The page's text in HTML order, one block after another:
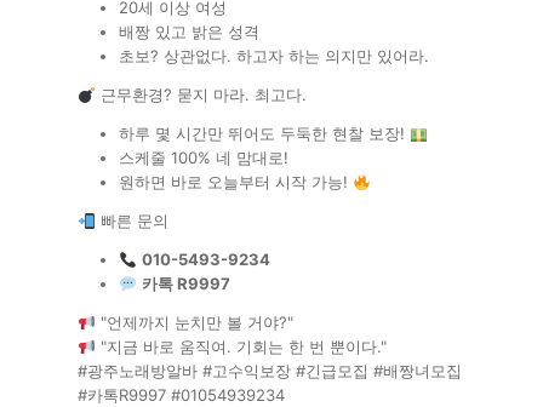
20세 이상 여성
배짱 있고 밝은 성격
초보? 상관없다. 하고자 하는 의지만 있어라.
근무환경? 묻지 마라. 최고다.
하루 몇 시간만 뛰어도 두둑한 현찰 보장!
스케줄 100% 네 맘대로!
원하면 바로 오늘부터 시작 가능!
빠른 문의
010-5493-9234
카톡 R9997
"언제까지 눈치만 볼 거야?"
"지금 바로 움직여. 기회는 한 번 뿐이다."
#광주노래방알바 #고수익보장 #긴급모집 #배짱녀모집
#카톡R9997 #01054939234